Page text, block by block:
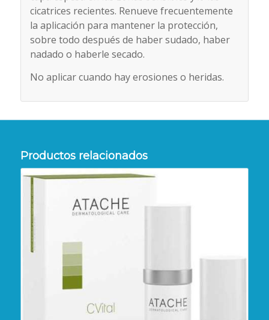
cicatrices recientes. Renueve frecuentemente
la aplicación para mantener la protección,
sobre todo después de haber sudado, haber
nadado o haberle secado.
No aplicar cuando hay erosiones o heridas.
Productos relacionados